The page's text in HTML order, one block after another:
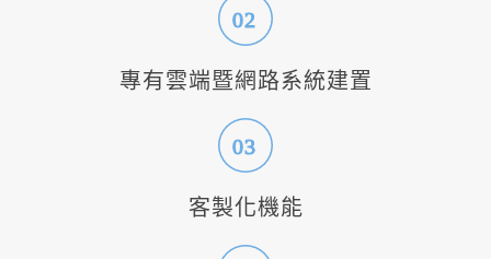
02
專有雲端暨網路系統建置
03
客製化機能